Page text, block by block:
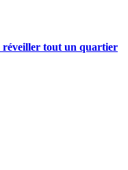
réveiller tout un quartier